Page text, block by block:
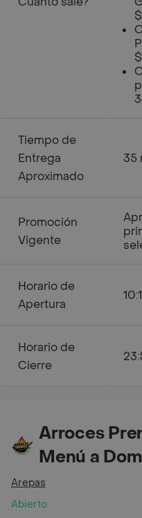
Tiempo de
Entrega
Aproximado
35
Promoción
Vigente
Horario de
Apertura
Horario de
Cierre
Arroces
Menú a
Arepas
Abierto